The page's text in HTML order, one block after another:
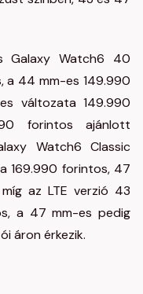
Galaxy Watch6 40
a 44 mm-es 149.990
változata 149.990
forintos ajánlott
Watch6 Classic
169.990 forintos, 47
az LTE verzió 43
a 47 mm-es pedig
áron érkezik.